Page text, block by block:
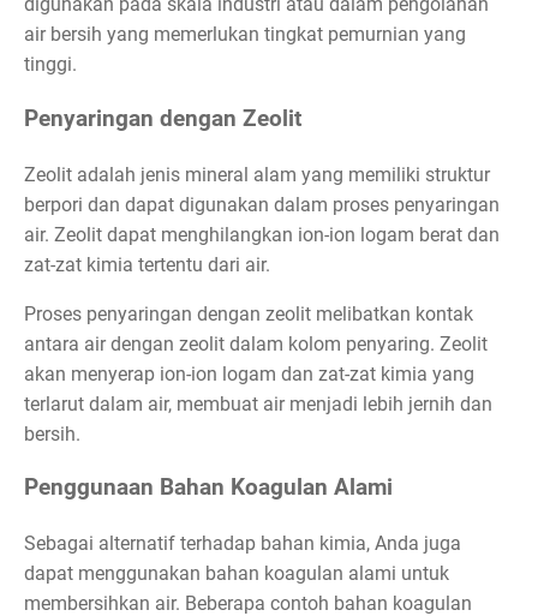
air bersih yang memerlukan tingkat pemurnian yang
tinggi.
Penyaringan dengan Zeolit
Zeolit adalah jenis mineral alam yang memiliki struktur
berpori dan dapat digunakan dalam proses penyaringan
air. Zeolit dapat menghilangkan ion-ion logam berat dan
zat-zat kimia tertentu dari air.
Proses penyaringan dengan zeolit melibatkan kontak
antara air dengan zeolit dalam kolom penyaring. Zeolit
akan menyerap ion-ion logam dan zat-zat kimia yang
terlarut dalam air, membuat air menjadi lebih jernih dan
bersih.
Penggunaan Bahan Koagulan Alami
Sebagai alternatif terhadap bahan kimia, Anda juga
dapat menggunakan bahan koagulan alami untuk
membersihkan air. Beberapa contoh bahan koagulan